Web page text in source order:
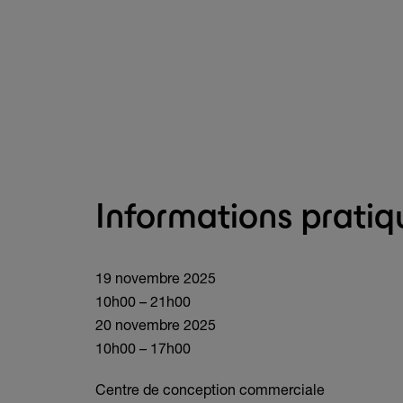
Informations
19 novembre 2025
10h00 – 21h00
20 novembre 2025
10h00 – 17h00
Centre de conception commerciale